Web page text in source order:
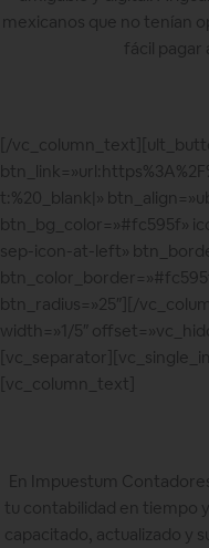
mexicanos que no tenían
fácil pagar
[/
t:%20_blank|»
btn_bg_color=»#fc595f»
sep-icon-at-left»
btn_radius=»25″][/
width=»1/5″
[vc_column_text]
En Impuestum
tu contabilidad en tiempo
capacitado, actualizado y